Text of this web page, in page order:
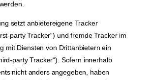
setzt anbietereigene Tracker
party Tracker“) und fremde Tracker im
mit Diensten von Drittanbietern ein
party Tracker“). Sofern innerhalb
nicht anders angegeben, haben